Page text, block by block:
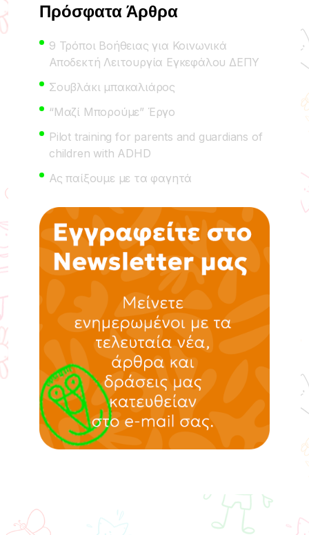
Πρόσφατα Άρθρα
9 Τρόποι Βοήθειας για Κοινωνικά
Αποδεκτή Λειτουργία Εγκεφάλου ΔΕΠΥ
Σουβλάκι μπακαλιάρος
“Μαζί Μπορούμε” Έργο
Pilot training for parents and guardians of
children with ADHD
Ας παίξουμε με τα φαγητά